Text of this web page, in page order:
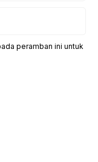
peramban ini untuk